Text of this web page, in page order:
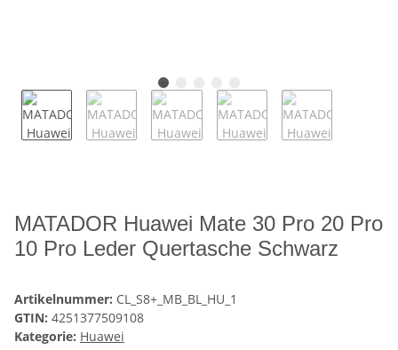
MATADOR Huawei Mate 30 Pro 20 Pro
10 Pro Leder Quertasche Schwarz
Artikelnummer: CL_S8+_MB_BL_HU_1
GTIN: 4251377509108
Kategorie: Huawei